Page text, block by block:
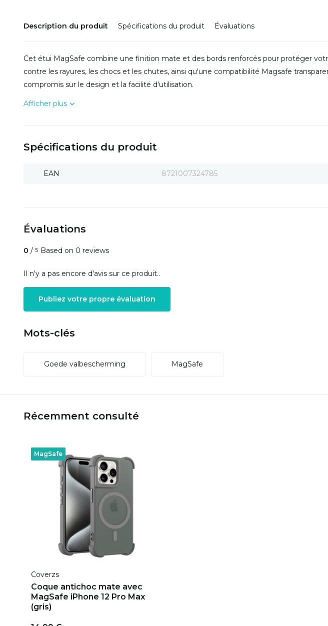
Description du produit Spécifications du produit Évaluations
Cet étui MagSafe combine une finition mate et des bords renforcés pour protéger
contre les rayures, les chocs et les chutes, ainsi qu'une compatibilité Magsafe
compromis sur le design et la facilité d'utilisation.
Afficher plus
Spécifications du produit
EAN 8721007324785
Évaluations
0 / 5 Based on 0 reviews
Il n'y a pas encore d'avis sur ce produit..
Publiez votre propre évaluation
Mots-clés
Goede valbescherming MagSafe
Récemment consulté
MagSafe
Coverzs
Coque antichoc mate avec
MagSafe iPhone 12 Pro Max
(gris)